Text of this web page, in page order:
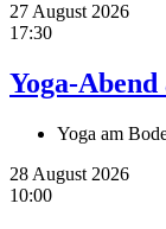
27 August 2026
17:30
Yoga-Abend
Yoga am
28 August 2026
10:00